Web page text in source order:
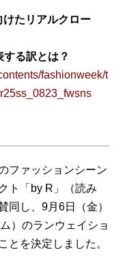
たリアルクロー
る訳とは？
fashionweek/t
ファッションシーン
ト「by R」（読み
同し、9月6日（金）
）のランウェイショ
とを決定しました。